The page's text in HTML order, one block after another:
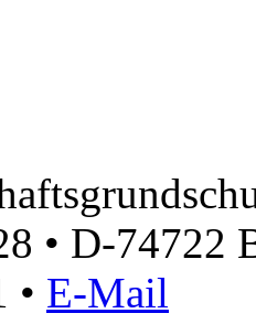
• D-74722
• E-Mail